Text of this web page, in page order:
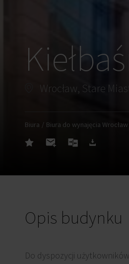
Wrocław, Stare
Biura Biura do wynajęcia Wrocław
Opis budynku
Do dyspozycji